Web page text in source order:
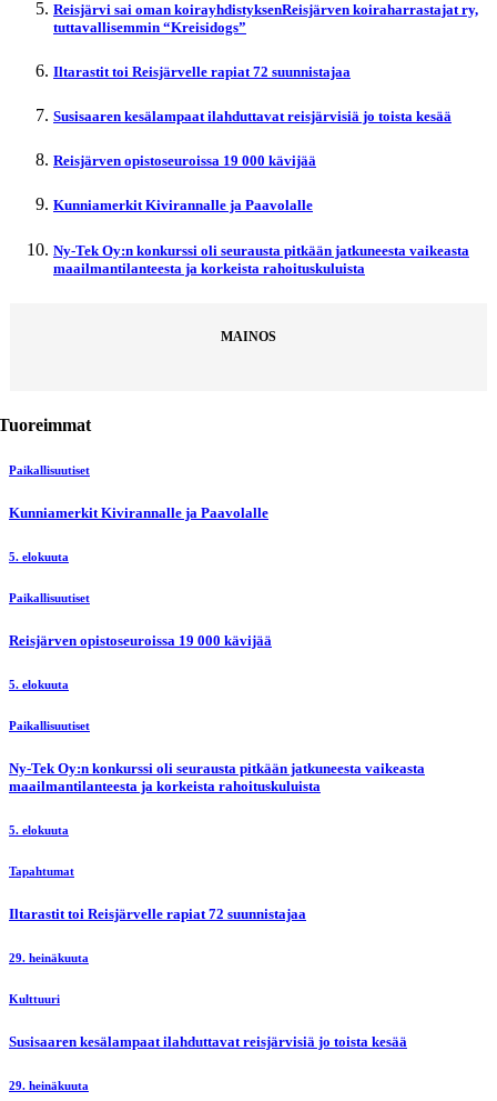
Reisjärvi sai oman koirayhdistyksenReisjärven koiraharrastajat ry,
tuttavallisemmin “Kreisidogs”
Iltarastit toi Reisjärvelle rapiat 72 suunnistajaa
Susisaaren kesälampaat ilahduttavat reisjärvisiä jo toista kesää
Reisjärven opistoseuroissa 19 000 kävijää
Kunniamerkit Kivirannalle ja Paavolalle
Ny-Tek Oy:n konkurssi oli seurausta pitkään jatkuneesta vaikeasta
maailmantilanteesta ja korkeista rahoituskuluista
MAINOS
Paikallisuutiset
Kunniamerkit Kivirannalle ja Paavolalle
5. elokuuta
Paikallisuutiset
Reisjärven opistoseuroissa 19 000 kävijää
5. elokuuta
Paikallisuutiset
Ny-Tek Oy:n konkurssi oli seurausta pitkään jatkuneesta vaikeasta
maailmantilanteesta ja korkeista rahoituskuluista
5. elokuuta
Tapahtumat
Iltarastit toi Reisjärvelle rapiat 72 suunnistajaa
29. heinäkuuta
Kulttuuri
Susisaaren kesälampaat ilahduttavat reisjärvisiä jo toista kesää
29. heinäkuuta